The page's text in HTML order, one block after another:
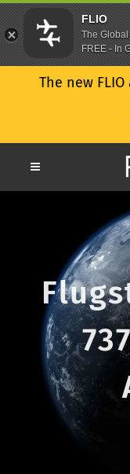
The new
FLIO
The Global
FREE - In